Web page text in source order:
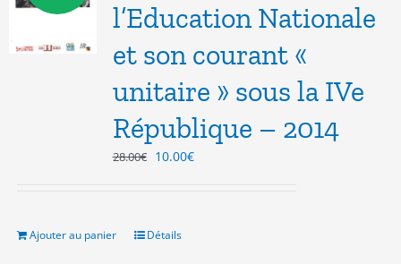
l’Education Nationale
et son courant «
unitaire » sous la IVe
République – 2014
28.00€ Le
28.00€.
10.00€Le
Ajouter au panier Détails